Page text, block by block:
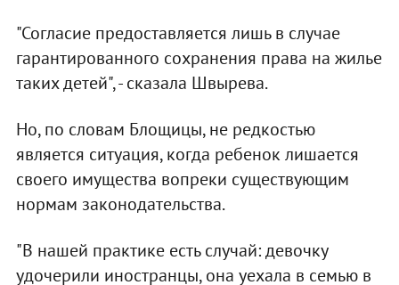
"Согласие предоставляется лишь в случае
гарантированного сохранения права на жилье
таких детей", - сказала Швырева.
Но, по словам Блощицы, не редкостью
является ситуация, когда ребенок лишается
своего имущества вопреки существующим
нормам законодательства.
"В нашей практике есть случай: девочку
удочерили иностранцы, она уехала в семью в